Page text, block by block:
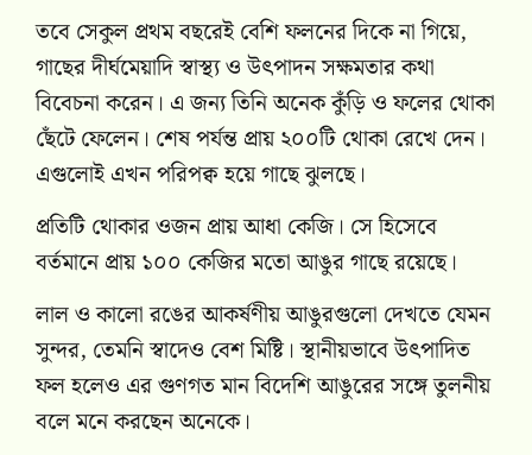
তবে সেকুল প্রথম বছরেই বেশি ফলনের দিকে না গিয়ে,
গাছের দীর্ঘমেয়াদি স্বাস্থ্য ও উৎপাদন সক্ষমতার কথা
বিবেচনা করেন। এ জন্য তিনি অনেক কুঁড়ি ও ফলের থোকা
ছেঁটে ফেলেন। শেষ পর্যন্ত প্রায় ২০০টি থোকা রেখে দেন।
এগুলোই এখন পরিপক্ব হয়ে গাছে ঝুলছে।
প্রতিটি থোকার ওজন প্রায় আধা কেজি। সে হিসেবে
বর্তমানে প্রায় ১০০ কেজির মতো আঙুর গাছে রয়েছে।
লাল ও কালো রঙের আকর্ষণীয় আঙুরগুলো দেখতে যেমন
সুন্দর, তেমনি স্বাদেও বেশ মিষ্টি। স্থানীয়ভাবে উৎপাদিত
ফল হলেও এর গুণগত মান বিদেশি আঙুরের সঙ্গে তুলনীয়
বলে মনে করছেন অনেকে।